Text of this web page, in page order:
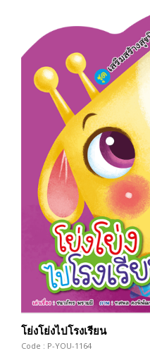
โย่งโย่งไปโรงเรียน
Code : P-YOU-1164